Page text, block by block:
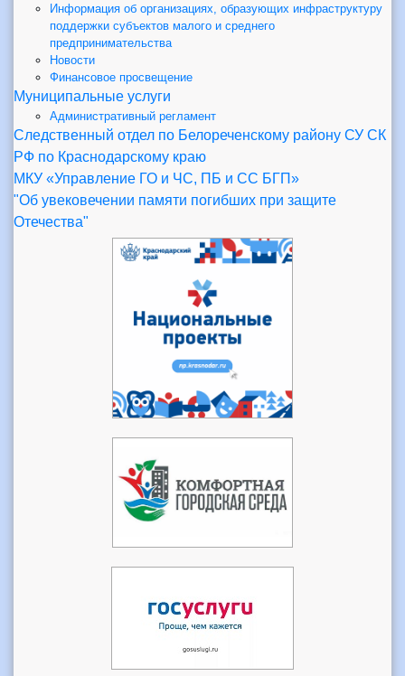
Информация об организациях, образующих инфраструктуру
поддержки субъектов малого и среднего
предпринимательства
Новости
Финансовое просвещение
Муниципальные услуги
Административный регламент
Следственный отдел по Белореченскому району СУ СК
РФ по Краснодарскому краю
МКУ «Управление ГО и ЧС, ПБ и СС БГП»
"Об увековечении памяти погибших при защите
Отечества"